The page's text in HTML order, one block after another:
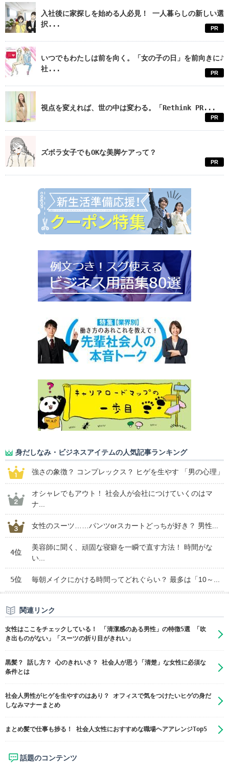
入社後に家探しを始める人必見！ 一人暮らしの新しい選
択...
PR
いつでもわたしは前を向く。「女の子の日」を前向きに♪
社...
PR
視点を変えれば、世の中は変わる。「Rethink PR...
PR
ズボラ女子でもOKな美脚ケアって？
PR
身だしなみ・ビジネスアイテムの人気記事ランキング
強さの象徴？ コンプレックス？ ヒゲを生やす 「男の心理」
オシャレでもアウト！ 社会人が会社につけていくのはマ
ナ...
女性のスーツ……パンツorスカートどっちが好き？ 男性...
4位
美容師に聞く、頑固な寝癖を一瞬で直す方法！ 時間がな
い...
5位 毎朝メイクにかける時間ってどれぐらい？ 最多は「10～...
関連リンク
女性はここをチェックしている！ 「清潔感のある男性」の特徴5選 「吹
き出ものがない」「スーツの折り目がきれい」
黒髪？ 話し方？ 心のきれいさ？ 社会人が思う「清楚」な女性に必須な
条件とは
社会人男性がヒゲを生やすのはあり？ オフィスで気をつけたいヒゲの身だ
しなみマナーまとめ
まとめ髪で仕事も捗る！ 社会人女性におすすめな職場ヘアアレンジTop5
話題のコンテンツ